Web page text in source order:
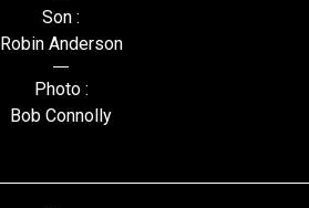
Son :
Robin Anderson
Photo :
Bob Connolly